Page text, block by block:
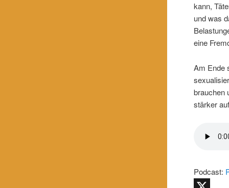
kann,
und was
eine
Am Ende
brauchen
stärker
Podcast: